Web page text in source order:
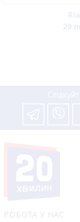
РОБОТА У НАС